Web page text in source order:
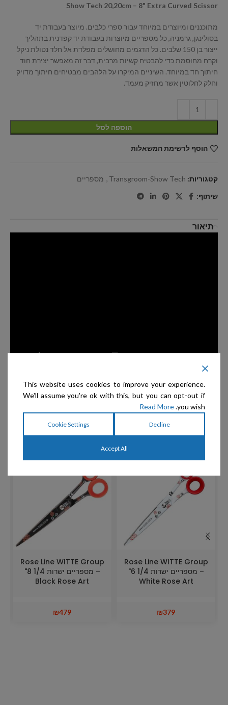
Show Tech 20,20cm – 8" Extra Curved Scissor
מתוכננים ומיוצרים במיוחד עבור ספרי כלבים. מיוצר בעבודת יד
בסולינגן, גרמניה, כל מספריים מיוצרות בעבודת יד קפדנית בתהליך
ייצור בן 150 שלבים. כל הדגמים מחושלים מפלדת אל חלד נטולת ניקל
וקרח מחוסמת כדי להבטיח קשיות מרבית, דבר זה מאפשר יצירת חוד
חיתוך חד במיוחד. השיניים המיקרו על הלהבים מבטיחים חיתוך מדויק
וחלק לחלוטין אשר מחזיק מעמד.
הוספה לסל
הוסף לרשימת המשאלות
קטגוריות: Transgroom-Show Tech
, מספריים
שיתוף:
תיאור
מוצרים קשורים
Rose Line WITTE Group
– מספריים ישרות 1/4 6"
White Rose Art
₪379
Rose Line WITTE Group
– מספריים ישרות 1/4 8"
Black Rose Art
₪479
This website uses cookies to improve your experience.
We'll assume you're ok with this, but you can opt-out if
you wish.
Read More
Decline
Cookie Settings
Accept All